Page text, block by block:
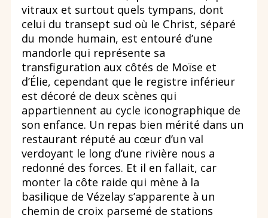
vitraux et surtout quels tympans, dont
celui du transept sud où le Christ, séparé
du monde humain, est entouré d’une
mandorle qui représente sa
transfiguration aux côtés de Moïse et
d’Élie, cependant que le registre inférieur
est décoré de deux scènes qui
appartiennent au cycle iconographique de
son enfance. Un repas bien mérité dans un
restaurant réputé au cœur d’un val
verdoyant le long d’une rivière nous a
redonné des forces. Et il en fallait, car
monter la côte raide qui mène à la
basilique de Vézelay s’apparente à un
chemin de croix parsemé de stations